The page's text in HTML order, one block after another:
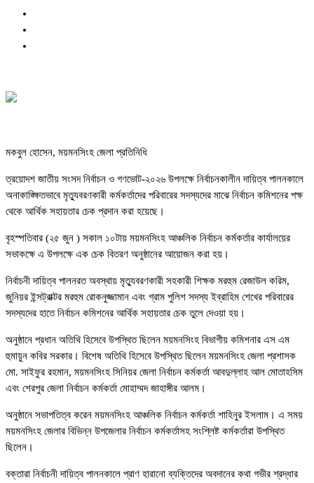
মকবুল হোসেন, ময়মনসিংহ জেলা প্রতিনিধি
ত্রয়োদশ জাতীয় সংসদ নির্বাচন ও গণভোট-২০২৬ উপলক্ষে নির্বাচনকালীন দায়িত্ব পালনকালে
অনাকাঙ্ক্ষিতভাবে মৃত্যুবরণকারী কর্মকর্তাদের পরিবারের সদস্যদের মাঝে নির্বাচন কমিশনের পক্ষ
থেকে আর্থিক সহায়তার চেক প্রদান করা হয়েছে।
বৃহস্পতিবার (২৫ জুন ) সকাল ১০টায় ময়মনসিংহ আঞ্চলিক নির্বাচন কর্মকর্তার কার্যালয়ের
সভাকক্ষে এ উপলক্ষে এক চেক বিতরণ অনুষ্ঠানের আয়োজন করা হয়।
নির্বাচনী দায়িত্ব পালনরত অবস্থায় মৃত্যুবরণকারী সহকারী শিক্ষক মরহুম রেজাউল করিম,
জুনিয়র ইন্সট্রাক্টর মরহুম রোকনুজ্জামান এবং গ্রাম পুলিশ সদস্য ইব্রাহিম শেখের পরিবারের
সদস্যদের হাতে নির্বাচন কমিশনের আর্থিক সহায়তার চেক তুলে দেওয়া হয়।
অনুষ্ঠানে প্রধান অতিথি হিসেবে উপস্থিত ছিলেন ময়মনসিংহ বিভাগীয় কমিশনার এস এম
হুমায়ুন কবির সরকার। বিশেষ অতিথি হিসেবে উপস্থিত ছিলেন ময়মনসিংহ জেলা প্রশাসক
মো. সাইফুর রহমান, ময়মনসিংহ সিনিয়র জেলা নির্বাচন কর্মকর্তা আবদুল্লাহ আল মোতাহসিম
এবং শেরপুর জেলা নির্বাচন কর্মকর্তা মোহাম্মদ জাহাঙ্গীর আলম।
অনুষ্ঠানে সভাপতিত্ব করেন ময়মনসিংহ আঞ্চলিক নির্বাচন কর্মকর্তা শাহিনুর ইসলাম। এ সময়
ময়মনসিংহ জেলার বিভিন্ন উপজেলার নির্বাচন কর্মকর্তাসহ সংশ্লিষ্ট কর্মকর্তারা উপস্থিত
ছিলেন।
বক্তারা নির্বাচনী দায়িত্ব পালনকালে প্রাণ হারানো ব্যক্তিদের অবদানের কথা গভীর শ্রদ্ধার